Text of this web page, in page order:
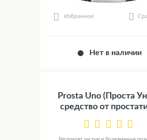
Избранное
Нет в наличии
Prosta Uno (Проста
средство от
Беспокоят частые и болезненные